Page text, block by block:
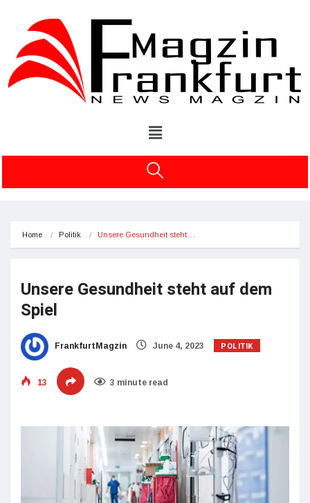
Home Politik Unsere Gesundheit steht…
Unsere Gesundheit steht auf dem
Spiel
FrankfurtMagzin June 4, 2023 POLITIK
13 3 minute read